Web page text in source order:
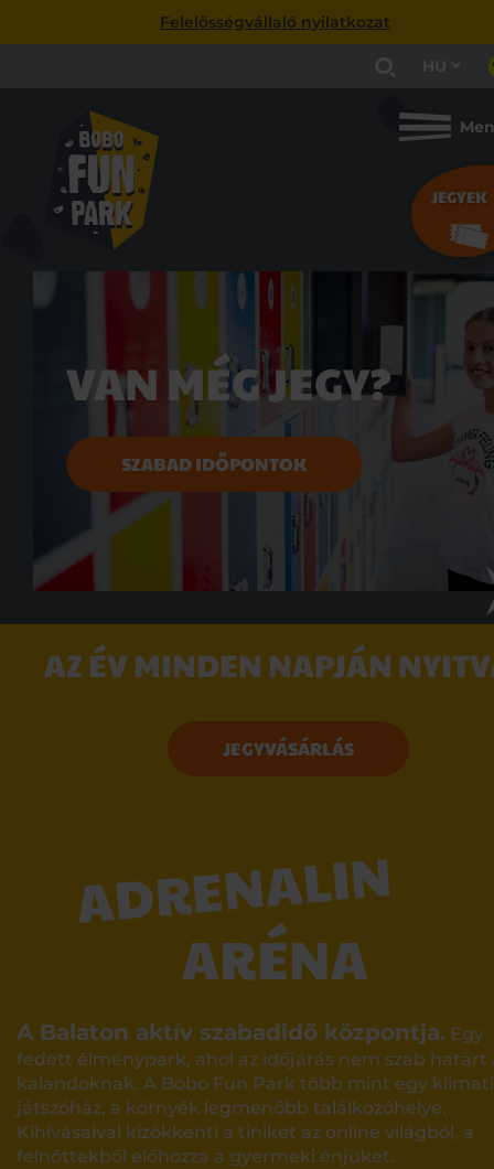
Felelősségvállaló nyilatkozat
HU
VAN MÉG JEGY?
SZABAD IDŐPONTOK
JEGYEK
AZ ÉV MINDEN NAPJÁN
JEGYVÁSÁRLÁS
ADRENALIN
ARÉNA
A Balaton aktív szabadidő központja. Egy
fedett élménypark, ahol az időjárás nem szab határt
kalandoknak. A Bobo Fun Park több mint egy
játszóház, a környék legmenőbb találkozóhelye.
Kihívásaival kizökkenti a tiniket az online világból, a
felnőttekből előhozza a gyermeki énjüket.